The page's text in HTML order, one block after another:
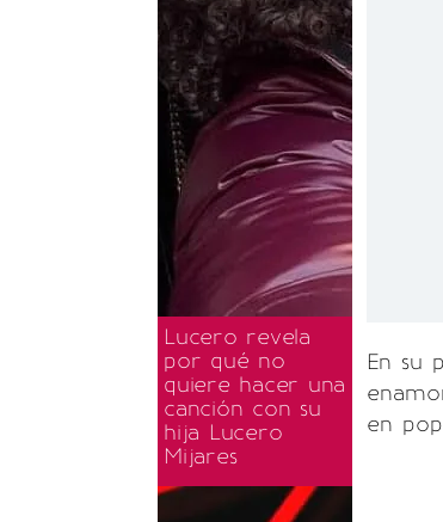
Lucero revela
por qué no
quiere hacer una
canción con su
hija Lucero
Mijares
En su
en